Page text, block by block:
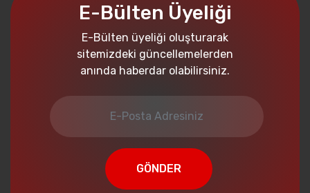
E-Bülten Üyeliği
E-Bülten üyeliği oluşturarak
sitemizdeki güncellemelerden
anında haberdar olabilirsiniz.
GÖNDER